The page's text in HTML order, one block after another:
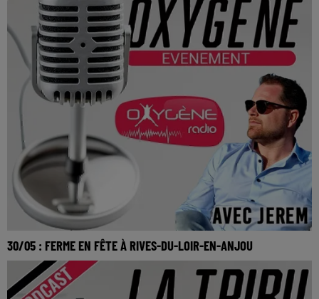
30/05 : FERME EN FÊTE À RIVES-DU-LOIR-EN-ANJOU
30/05 : Ferme en fête à Rives-du-Loir-en-Anjou